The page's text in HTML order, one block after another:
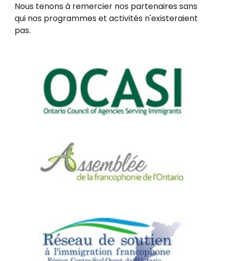
Nous tenons à remercier nos partenaires sans
qui nos programmes et activités n'existeraient
pas.